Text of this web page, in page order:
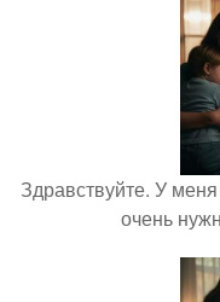
Здравствуйте. У
очень